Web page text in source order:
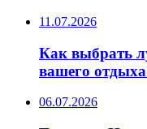
11.07.2026
Как выбрать
вашего
06.07.2026